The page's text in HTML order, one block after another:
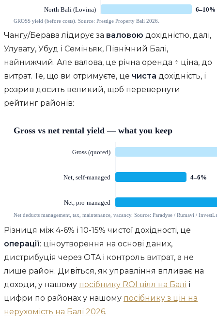
Чангу/Берава лідирує за валовою дохідністю, далі,
Улувату, Убуд і Семіньяк, Північний Балі,
найнижчий. Але валова, це річна оренда ÷ ціна, до
витрат. Те, що ви отримуєте, це чиста дохідність, і
розрив досить великий, щоб перевернути
рейтинг районів:
Різниця між 4-6% і 10-15% чистої дохідності, це
операції: ціноутворення на основі даних,
дистрибуція через OTA і контроль витрат, а не
лише район. Дивіться, як управління впливає на
доходи, у нашому посібнику ROI вілл на Балі і
цифри по районах у нашому посібнику з цін на
нерухомість на Балі 2026.